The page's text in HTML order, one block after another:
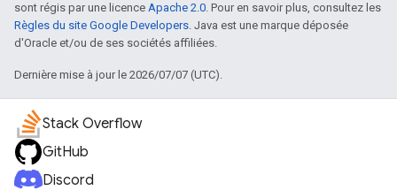
sont régis par une licence Apache 2.0. Pour en savoir plus, consultez les
Règles du site Google Developers. Java est une marque déposée
d'Oracle et/ou de ses sociétés affiliées.
Dernière mise à jour le 2026/07/07 (UTC).
Stack Overflow
GitHub
Discord